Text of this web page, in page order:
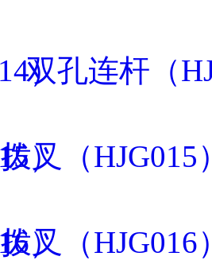
双孔连杆（
拨叉（HJG015
拨叉（HJG016